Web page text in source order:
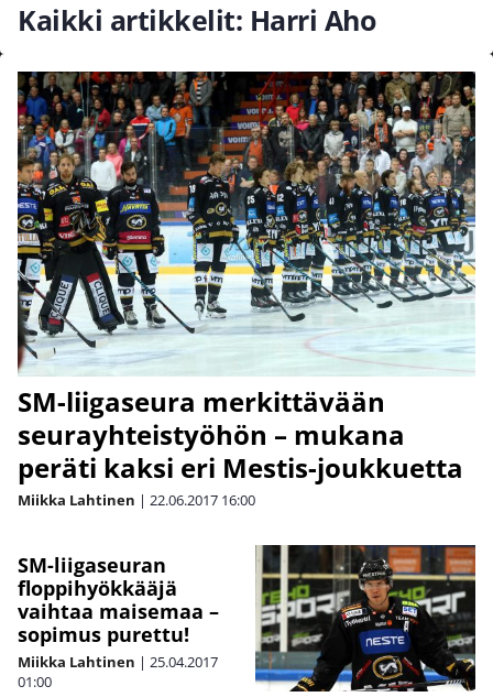
Kaikki artikkelit: Harri Aho
SM-liigaseura merkittävään
seurayhteistyöhön – mukana
peräti kaksi eri Mestis-joukkuetta
Miikka Lahtinen | 22.06.2017 16:00
SM-liigaseuran
floppihyökkääjä
vaihtaa maisemaa –
sopimus purettu!
Miikka Lahtinen | 25.04.2017
01:00